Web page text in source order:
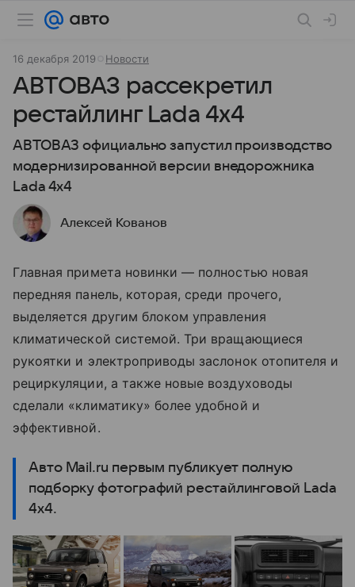
16 декабря 2019 Новости
АВТОВАЗ рассекретил
рестайлинг Lada 4x4
АВТОВАЗ официально запустил производство
модернизированной версии внедорожника
Lada 4x4
Алексей Кованов
Главная примета новинки — полностью новая
передняя панель, которая, среди прочего,
выделяется другим блоком управления
климатической системой. Три вращающиеся
рукоятки и электроприводы заслонок отопителя и
рециркуляции, а также новые воздуховоды
сделали «климатику» более удобной и
эффективной.
Авто Mail.ru первым публикует полную
подборку фотографий рестайлинговой Lada
4x4.